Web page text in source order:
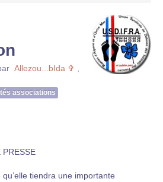
Allezou...bIda ✞
associations
PRESSE
qu’elle tiendra une importante